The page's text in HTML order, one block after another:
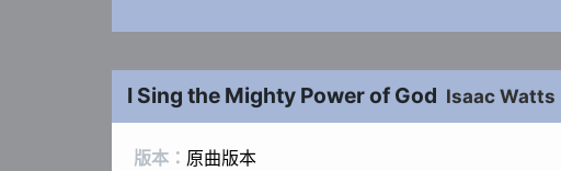
I Sing the Mighty Power of God Isaac Watts
版本： 原曲版本